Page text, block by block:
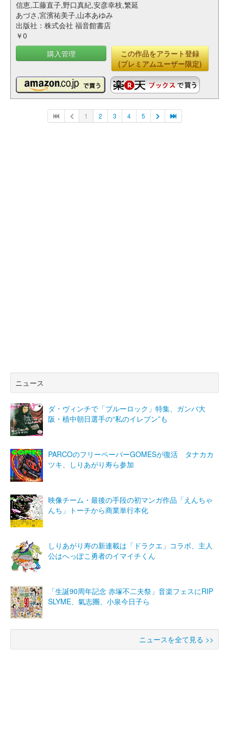
信恵,工藤直子,野口真紀,安彦幸枝,繁延
あづさ,宮濱祐美子,山本あゆみ
出版社：株式会社 福音館書店
￥0
購入管理
この作品をアラート登録
(プレミアムユーザー限定)
1 2 3 4 5
ニュース
ダ・ヴィンチで「ブルーロック」特集、ガンバ大
阪・植中朝日選手の“私のイレブン”も
PARCOのフリーペーパーGOMESが復活 タナカカ
ツキ、しりあがり寿ら参加
映像チーム・最後の手段の初マンガ作品「えんちゃ
んち」トーチから商業単行本化
しりあがり寿の新連載は「ドラクエ」コラボ、主人
公はへっぽこ勇者のイマイチくん
「生誕90周年記念 赤塚不二夫祭」音楽フェスにRIP
SLYME、氣志團、小泉今日子ら
ニュースを全て見る >>